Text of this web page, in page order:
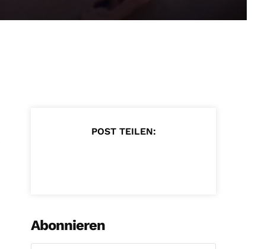
POST TEILEN:
Abonnieren